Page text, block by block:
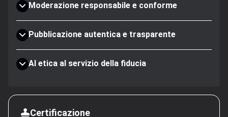
Moderazione responsabile e conforme
Pubblicazione autentica e trasparente
AI etica al servizio della fiducia
Certificazione